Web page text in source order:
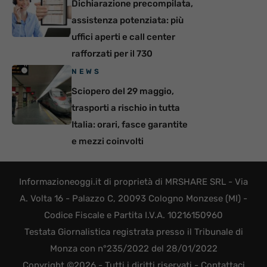
Dichiarazione precompilata,
assistenza potenziata: più
uffici aperti e call center
rafforzati per il 730
NEWS
Sciopero del 29 maggio,
trasporti a rischio in tutta
Italia: orari, fasce garantite
e mezzi coinvolti
Informazioneoggi.it di proprietà di MRSHARE SRL - Via
A. Volta 16 - Palazzo C, 20093 Cologno Monzese (MI) -
Codice Fiscale e Partita I.V.A. 10216150960
Testata Giornalistica registrata presso il Tribunale di
Monza con n°235/2022 del 28/01/2022